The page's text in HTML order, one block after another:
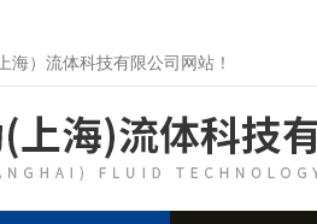
海）流体科技有限公司网站！